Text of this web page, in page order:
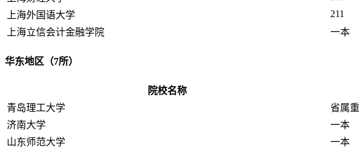
上海外国语大学
211
上海立信会计金融学院
一本
华东地区（7所）
院校名称
青岛理工大学
省属
济南大学
一本
山东师范大学
一本